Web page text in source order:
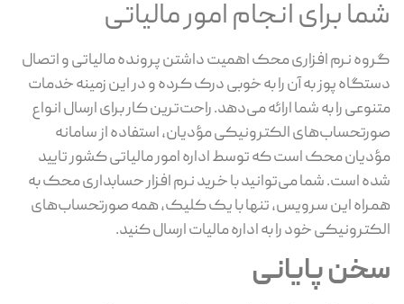
شما برای انجام امور مالیاتی
گروه نرم افزاری محک اهمیت داشتن پرونده مالیاتی و اتصال
دستگاه پوز به آن را به خوبی درک کرده و در این زمینه خدمات
متنوعی را به شما ارائه می‌دهد. راحت‌ترین کار برای ارسال انواع
صورتحساب‌های الکترونیکی مؤدیان، استفاده از سامانه
مؤدیان محک است که توسط اداره امور مالیاتی کشور تایید
شده است. شما می‌توانید با خرید نرم افزار حسابداری محک به
همراه این سرویس، تنها با یک کلیک، همه صورتحساب‌های
الکترونیکی خود را به اداره مالیات ارسال کنید.
سخن پایانی